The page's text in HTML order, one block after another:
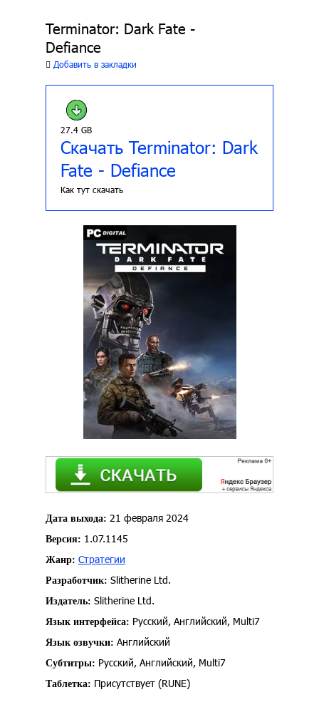
Terminator: Dark Fate -
Defiance
Добавить в закладки
27.4 GB
Скачать Terminator: Dark
Fate - Defiance
Как тут скачать
Дата выхода: 21 февраля 2024
Версия: 1.07.1145
Жанр: Стратегии
Разработчик: Slitherine Ltd.
Издатель: Slitherine Ltd.
Язык интерфейса: Русский, Английский, Multi7
Язык озвучки: Английский
Субтитры: Русский, Английский, Multi7
Таблетка: Присутствует (RUNE)